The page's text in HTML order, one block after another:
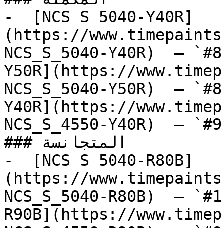
-  [NCS S 5040-Y40R]
(https://
NCS_S_5040-Y40R)  —
Y50R](https://
NCS_S_5040-Y50R)  —
Y40R](https://
NCS_S_4550-Y40R)  —
### المتجانسة
-  [NCS S 5040-R80B]
(https://
NCS_S_5040-R80B)  —
R90B](https://